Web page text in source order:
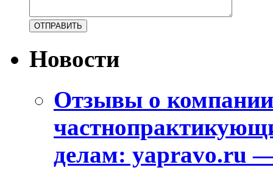
Новости
Отзывы о
делам: yapravo.ru